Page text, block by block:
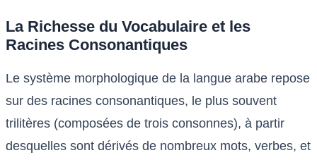
La Richesse du Vocabulaire et les
Racines Consonantiques
Le système morphologique de la langue arabe repose
sur des racines consonantiques, le plus souvent
trilitères (composées de trois consonnes), à partir
desquelles sont dérivés de nombreux mots, verbes, et